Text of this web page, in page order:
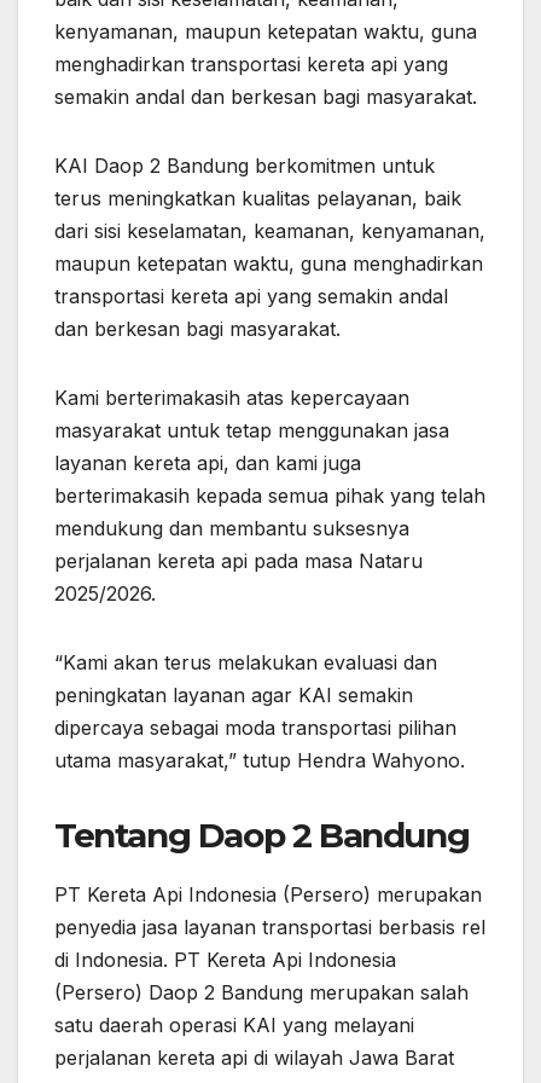
kenyamanan, maupun ketepatan waktu, guna
menghadirkan transportasi kereta api yang
semakin andal dan berkesan bagi masyarakat.
KAI Daop 2 Bandung berkomitmen untuk
terus meningkatkan kualitas pelayanan, baik
dari sisi keselamatan, keamanan, kenyamanan,
maupun ketepatan waktu, guna menghadirkan
transportasi kereta api yang semakin andal
dan berkesan bagi masyarakat.
Kami berterimakasih atas kepercayaan
masyarakat untuk tetap menggunakan jasa
layanan kereta api, dan kami juga
berterimakasih kepada semua pihak yang telah
mendukung dan membantu suksesnya
perjalanan kereta api pada masa Nataru
2025/2026.
“Kami akan terus melakukan evaluasi dan
peningkatan layanan agar KAI semakin
dipercaya sebagai moda transportasi pilihan
utama masyarakat,” tutup Hendra Wahyono.
Tentang Daop 2 Bandung
PT Kereta Api Indonesia (Persero) merupakan
penyedia jasa layanan transportasi berbasis rel
di Indonesia. PT Kereta Api Indonesia
(Persero) Daop 2 Bandung merupakan salah
satu daerah operasi KAI yang melayani
perjalanan kereta api di wilayah Jawa Barat